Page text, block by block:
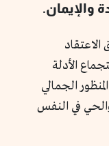
والإيمان.
الأدلة
الجمالي
والحي في النفس